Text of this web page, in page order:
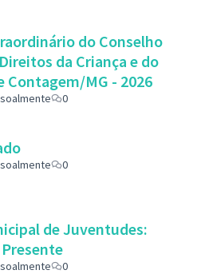
do Conselho
da Criança e do
Contagem/MG - 2026
0
0
de Juventudes:
0